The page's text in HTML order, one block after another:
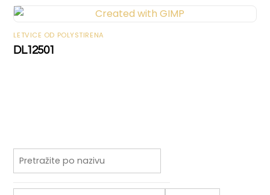
LETVICE OD POLYSTIRENA
DL12501